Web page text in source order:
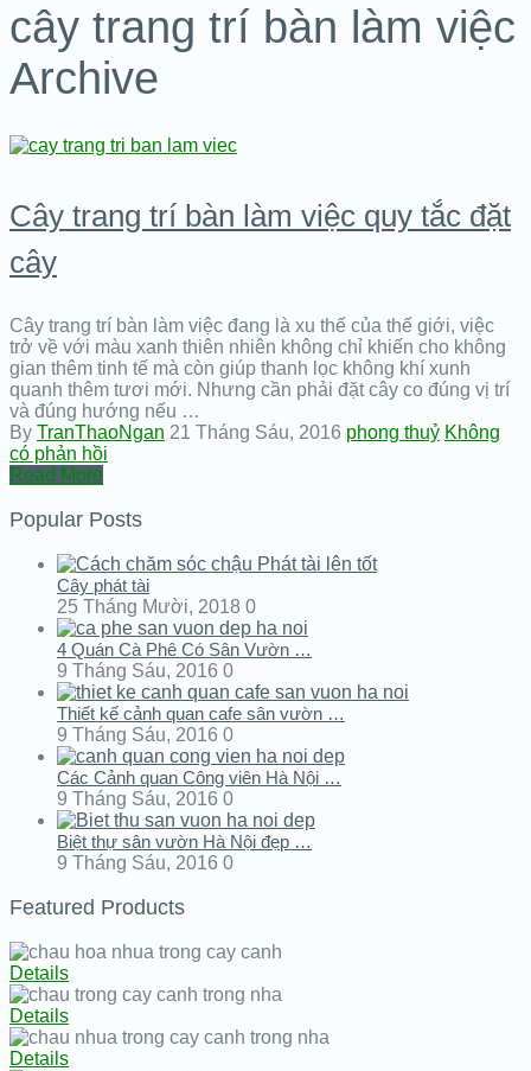
cây trang trí bàn làm việc
Archive
Cây trang trí bàn làm việc quy tắc đặt
cây
Cây trang trí bàn làm việc đang là xu thế của thế giới, việc
trở về với màu xanh thiên nhiên không chỉ khiến cho không
gian thêm tinh tế mà còn giúp thanh lọc không khí xunh
quanh thêm tươi mới. Nhưng cần phải đặt cây co đúng vị trí
và đúng hướng nếu …
By TranThaoNgan 21 Tháng Sáu, 2016 phong thuỷ Không
có phản hồi
Read More
Popular Posts
Cây phát tài
25 Tháng Mười, 2018 0
4 Quán Cà Phê Có Sân Vườn …
9 Tháng Sáu, 2016 0
Thiết kế cảnh quan cafe sân vườn …
9 Tháng Sáu, 2016 0
Các Cảnh quan Công viên Hà Nội …
9 Tháng Sáu, 2016 0
Biệt thự sân vườn Hà Nội đẹp …
9 Tháng Sáu, 2016 0
Featured Products
Details
Details
Details